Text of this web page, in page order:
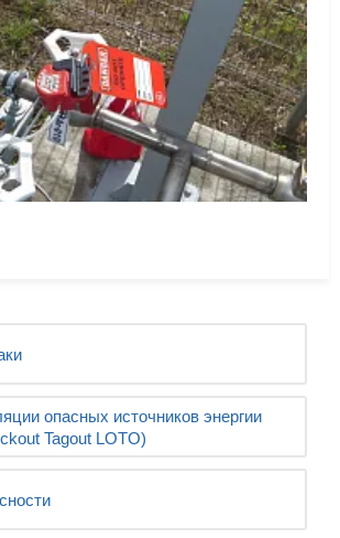
опасных источников энергии
Tagout LOTO)